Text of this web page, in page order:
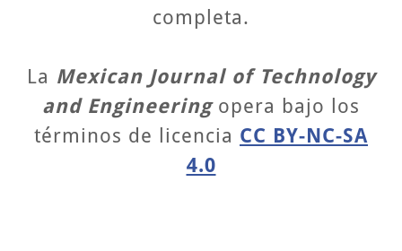
completa.
La Mexican Journal of Technology
and Engineering opera bajo los
términos de licencia CC BY-NC-SA
4.0